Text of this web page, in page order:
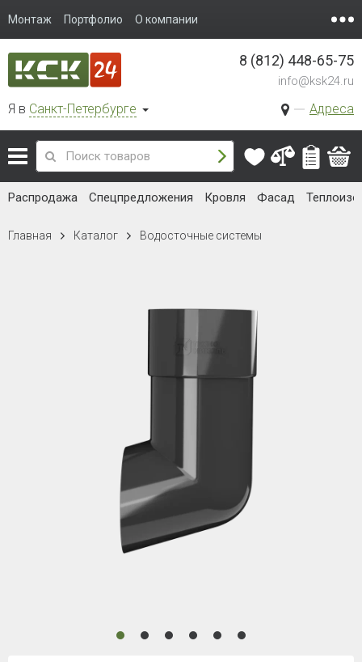
Монтаж Портфолио О компании
Я в Санкт-Петербурге Адреса
8 (812) 448-65-75
info@ksk24.ru
Распродажа Спецпредложения Кровля Фасад
Главная Каталог Водосточные системы